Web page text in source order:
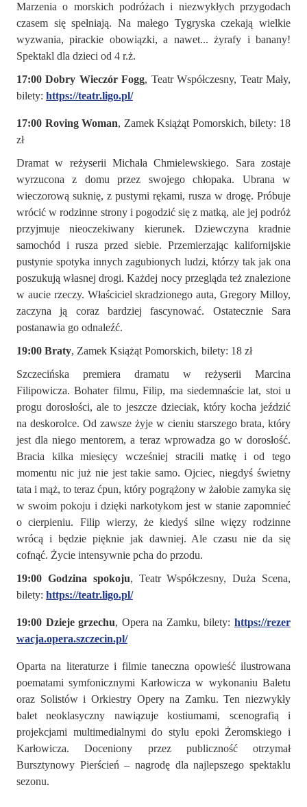
Marzenia o morskich podróżach i niezwykłych przygodach
czasem się spełniają. Na małego Tygryska czekają wielkie
wyzwania, pirackie obowiązki, a nawet... żyrafy i banany!
Spektakl dla dzieci od 4 r.ż.
17:00 Dobry Wieczór Fogg, Teatr Współczesny, Teatr Mały,
bilety: https://teatr.ligo.pl/
17:00 Roving Woman, Zamek Książąt Pomorskich, bilety: 18
zł
Dramat w reżyserii Michała Chmielewskiego. Sara zostaje
wyrzucona z domu przez swojego chłopaka. Ubrana w
wieczorową suknię, z pustymi rękami, rusza w drogę. Próbuje
wrócić w rodzinne strony i pogodzić się z matką, ale jej podróż
przyjmuje nieoczekiwany kierunek. Dziewczyna kradnie
samochód i rusza przed siebie. Przemierzając kalifornijskie
pustynie spotyka innych zagubionych ludzi, którzy tak jak ona
poszukują własnej drogi. Każdej nocy przegląda też znalezione
w aucie rzeczy. Właściciel skradzionego auta, Gregory Milloy,
zaczyna ją coraz bardziej fascynować. Ostatecznie Sara
postanawia go odnaleźć.
19:00 Braty, Zamek Książąt Pomorskich, bilety: 18 zł
Szczecińska premiera dramatu w reżyserii Marcina
Filipowicza. Bohater filmu, Filip, ma siedemnaście lat, stoi u
progu dorosłości, ale to jeszcze dzieciak, który kocha jeździć
na deskorolce. Od zawsze żyje w cieniu starszego brata, który
jest dla niego mentorem, a teraz wprowadza go w dorosłość.
Bracia kilka miesięcy wcześniej stracili matkę i od tego
momentu nic już nie jest takie samo. Ojciec, niegdyś świetny
tata i mąż, to teraz ćpun, który pogrążony w żałobie zamyka się
w swoim pokoju i dzięki narkotykom jest w stanie zapomnieć
o cierpieniu. Filip wierzy, że kiedyś silne więzy rodzinne
wrócą i będzie pięknie jak dawniej. Ale czasu nie da się
cofnąć. Życie intensywnie pcha do przodu.
19:00 Godzina spokoju, Teatr Współczesny, Duża Scena,
bilety: https://teatr.ligo.pl/
19:00 Dzieje grzechu, Opera na Zamku, bilety: https://rezer
wacja.opera.szczecin.pl/
Oparta na literaturze i filmie taneczna opowieść ilustrowana
poematami symfonicznymi Karłowicza w wykonaniu Baletu
oraz Solistów i Orkiestry Opery na Zamku. Ten niezwykły
balet neoklasyczny nawiązuje kostiumami, scenografią i
projekcjami multimedialnymi do stylu epoki Żeromskiego i
Karłowicza. Doceniony przez publiczność otrzymał
Bursztynowy Pierścień – nagrodę dla najlepszego spektaklu
sezonu.